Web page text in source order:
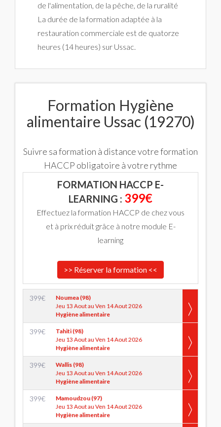
de l'alimentation, de la pêche, de la ruralité
La durée de la formation adaptée à la
restauration commerciale est de quatorze
heures (14 heures) sur Ussac.
Formation Hygiène
alimentaire Ussac (19270)
Suivre sa formation à distance votre formation
HACCP obligatoire à votre rythme
FORMATION HACCP E-
LEARNING : 399€
Effectuez la formation HACCP de chez vous
et à prix réduit grâce à notre module E-
learning
>> Réserver la formation <<
399€
Noumea (98)
Jeu 13 Aout au Ven 14 Aout 2026
Hygiène alimentaire
399€
Tahiti (98)
Jeu 13 Aout au Ven 14 Aout 2026
Hygiène alimentaire
399€
Wallis (98)
Jeu 13 Aout au Ven 14 Aout 2026
Hygiène alimentaire
399€
Mamoudzou (97)
Jeu 13 Aout au Ven 14 Aout 2026
Hygiène alimentaire